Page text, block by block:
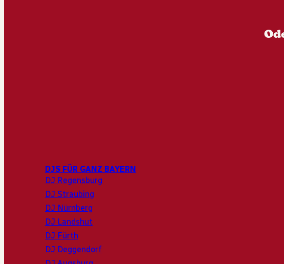
DJS FÜR GANZ BAYERN
DJ Regensburg
DJ Straubing
DJ Nürnberg
DJ Landshut
DJ Fürth
DJ Deggendorf